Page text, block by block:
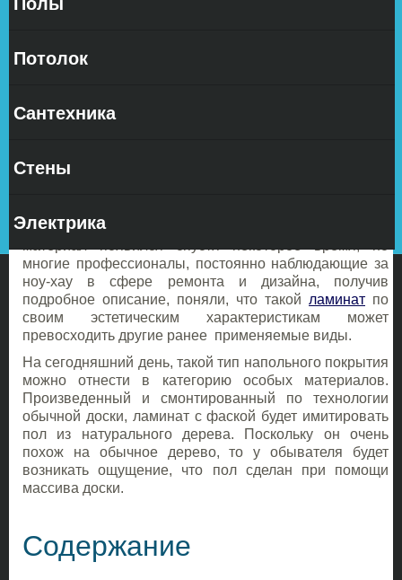
Потолок
Сантехника
Стены
Электрика
часто стал возникать у многих людей после
отечественных строительных магазинов этот
многие профессионалы, постоянно наблюдающие за
ноу-хау в сфере ремонта и дизайна, получив
подробное описание, поняли, что такой ламинат по
своим эстетическим характеристикам может
превосходить другие ранее применяемые виды.
На сегодняшний день, такой тип напольного покрытия
можно отнести в категорию особых материалов.
Произведенный и смонтированный по технологии
обычной доски, ламинат с фаской будет имитировать
пол из натурального дерева. Поскольку он очень
похож на обычное дерево, то у обывателя будет
возникать ощущение, что пол сделан при помощи
массива доски.
Содержание